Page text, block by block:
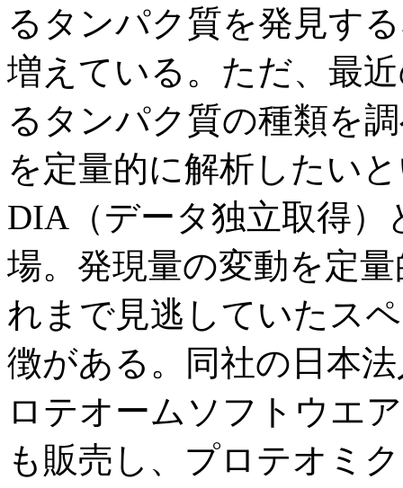
るタンパク質を発見す
増えている。ただ、最
るタンパク質の種類を
を定量的に解析したい
DIA（データ独立取得
場。発現量の変動を定
れまで見逃していたス
徴がある。同社の日本
ロテオームソフトウエ
も販売し、プロテオミ